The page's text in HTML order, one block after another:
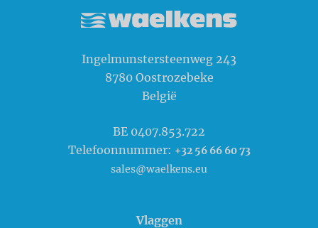
Ingelmunstersteenweg 243
8780 Oostrozebeke
België
BE 0407.853.722
Telefoonnummer: +32 56 66 60 73
sales@waelkens.eu
Vlaggen